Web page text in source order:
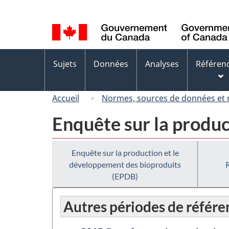
de
la
langue
des
Sujets Données Analyses
Accueil Normes, sources de données et
Enquête sur la
Enquête sur la production et le
développement des bioproduits
(EPDB)
Autres périodes de